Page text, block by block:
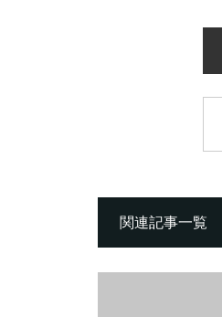
関連記事一覧